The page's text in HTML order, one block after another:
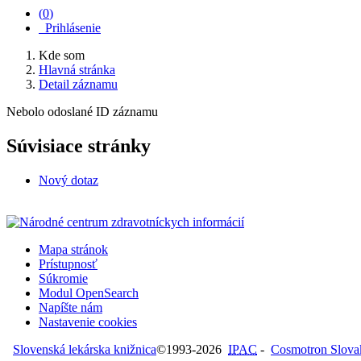
(0)
Prihlásenie
Kde som
Hlavná stránka
Detail záznamu
Nebolo odoslané ID záznamu
Súvisiace stránky
Nový dotaz
Mapa stránok
Prístupnosť
Súkromie
Modul OpenSearch
Napíšte nám
Nastavenie cookies
Slovenská lekárska knižnica©1993-2026 IPAC - Cosmotron